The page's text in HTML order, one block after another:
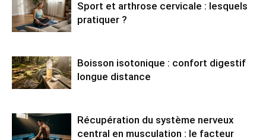
Sport et arthrose cervicale : lesquels
pratiquer ?
Boisson isotonique : confort digestif
longue distance
Récupération du système nerveux
central en musculation : le facteur